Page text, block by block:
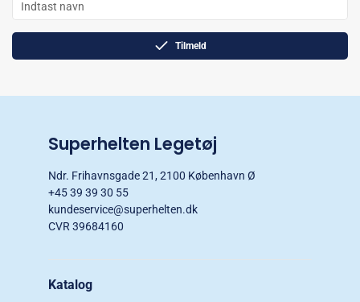
Tilmeld
Superhelten Legetøj
Ndr. Frihavnsgade 21, 2100 København Ø
+45 39 39 30 55
kundeservice@superhelten.dk
CVR 39684160
Katalog